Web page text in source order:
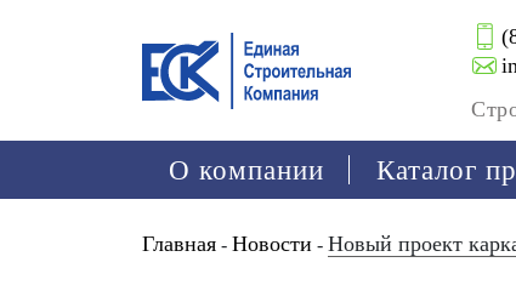
О компании Каталог
Главная - Новости - Новый проект